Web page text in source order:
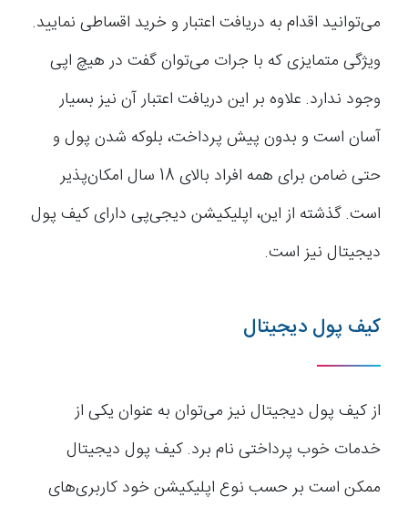
می‌توانید اقدام به دریافت اعتبار و خرید اقساطی نمایید.
ویژگی متمایزی که با جرات می‌توان گفت در هیچ اپی
وجود ندارد. علاوه بر این دریافت اعتبار آن نیز بسیار
آسان است و بدون پیش پرداخت، بلوکه شدن پول و
حتی ضامن برای همه افراد بالای 18 سال امکان‌پذیر
است. گذشته از این، اپلیکیشن دیجی‌پی دارای کیف پول
دیجیتال نیز است.
کیف پول دیجیتال
از کیف پول دیجیتال نیز می‌توان به عنوان یکی از
خدمات خوب پرداختی نام برد. کیف پول دیجیتال
ممکن است بر حسب نوع اپلیکیشن خود کاربری‌های